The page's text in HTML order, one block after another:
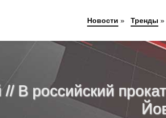
// В российский
Новости » Тренды »